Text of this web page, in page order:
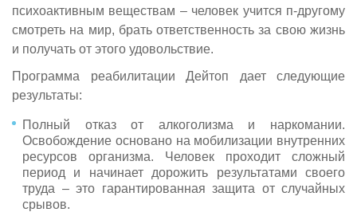
психоактивным веществам – человек учится п-другому
смотреть на мир, брать ответственность за свою жизнь
и получать от этого удовольствие.
Программа реабилитации Дейтоп дает следующие
результаты:
Полный отказ от алкоголизма и наркомании.
Освобождение основано на мобилизации внутренних
ресурсов организма. Человек проходит сложный
период и начинает дорожить результатами своего
труда – это гарантированная защита от случайных
срывов.